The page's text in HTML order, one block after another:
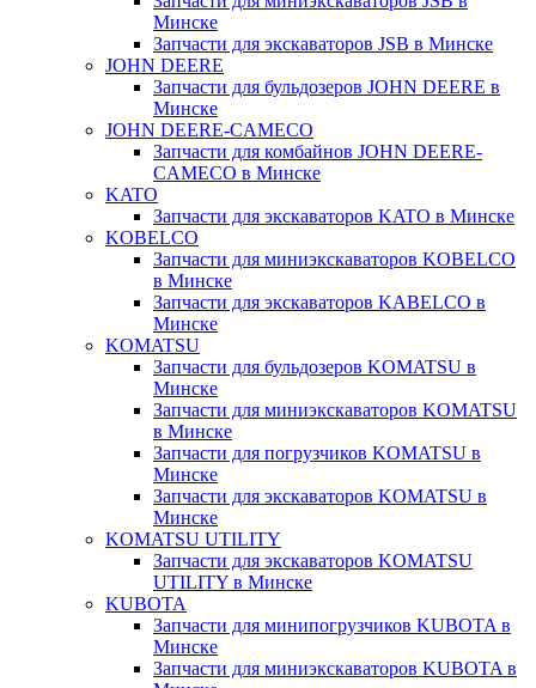
Минске
Запчасти для экскаваторов JSB в Минске
JOHN DEERE
Запчасти для бульдозеров JOHN DEERE в
Минске
JOHN DEERE-CAMECO
Запчасти для комбайнов JOHN DEERE-
CAMECO в Минске
KATO
Запчасти для экскаваторов KATO в Минске
KOBELCO
Запчасти для миниэкскаваторов KOBELCO
в Минске
Запчасти для экскаваторов KABELCO в
Минске
KOMATSU
Запчасти для бульдозеров KOMATSU в
Минске
Запчасти для миниэкскаваторов KOMATSU
в Минске
Запчасти для погрузчиков KOMATSU в
Минске
Запчасти для экскаваторов KOMATSU в
Минске
KOMATSU UTILITY
Запчасти для экскаваторов KOMATSU
UTILITY в Минске
KUBOTA
Запчасти для минипогрузчиков KUBOTA в
Минске
Запчасти для миниэкскаваторов KUBOTA в